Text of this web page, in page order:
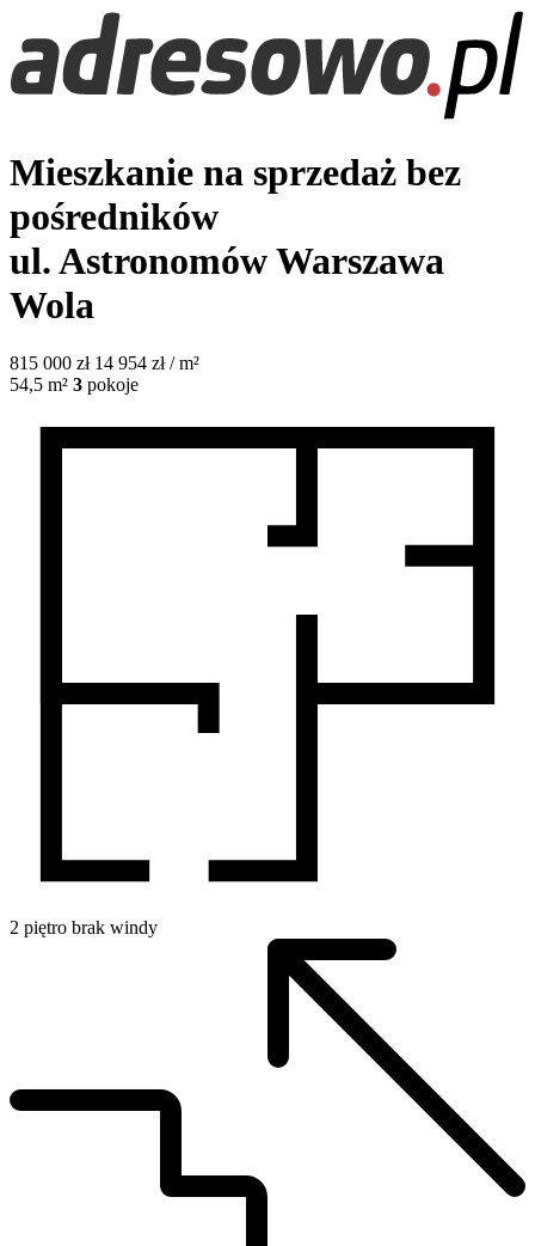
Mieszkanie na sprzedaż bez
pośredników
ul. AstronomówWarszawa
Wola
815 000 zł 14 954 zł / m²
54,5 m² 3 pokoje
2 piętro brak windy